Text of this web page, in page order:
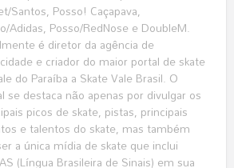
Santos, Posso! Caçapava,
Adidas, Posso/RedNose e DoubleM.
é diretor da agência de
e criador do maior portal de skate
do Paraíba a Skate Vale Brasil. O
se destaca não apenas por divulgar os
picos de skate, pistas, principais
e talentos do skate, mas também
a única mídia de skate que inclui
(Língua Brasileira de Sinais) em sua